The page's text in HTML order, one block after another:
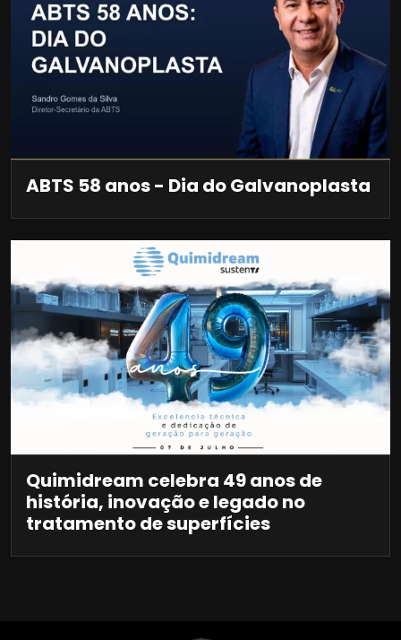
ABTS 58 anos - Dia do Galvanoplasta
Quimidream celebra 49 anos de
história, inovação e legado no
tratamento de superfícies